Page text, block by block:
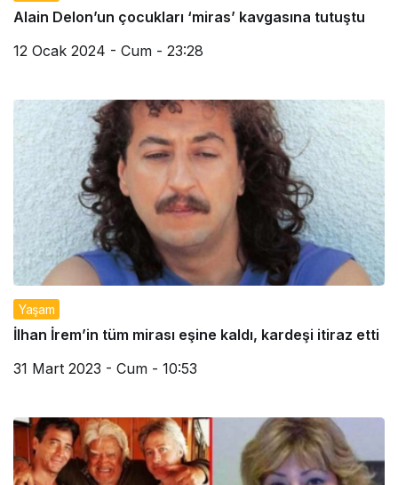
Alain Delon’un çocukları ‘miras’ kavgasına tutuştu
12 Ocak 2024 - Cum - 23:28
Yaşam
İlhan İrem’in tüm mirası eşine kaldı, kardeşi itiraz etti
31 Mart 2023 - Cum - 10:53